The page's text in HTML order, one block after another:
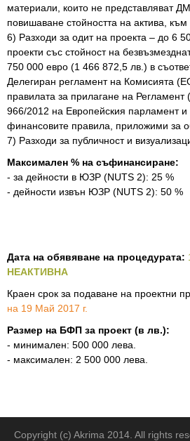
материали, които не представляват
повишаване стойността на актива, към
6) Разходи за одит на проекта – до 6
проекти със стойност на
750 000 евро (1 466 872,5 лв.) в
Делегиран регламент на Комисията
правилата за прилагане на
966/2012 на Европейския парламент
финансовите правила, приложими за
7) Разходи за публичност и
Максимален % на съфинансиране:
- за дейности в ЮЗР (NUTS 2): 25 %
- дейности извън ЮЗР (NUTS 2): 50 %
Дата на обявяване на процедурата:
НЕАКТИВНА
Краен срок за подаване на проектни
на 19 Май 2017 г.
Размер на БФП за проект (в лв.):
- минимален: 500 000 лева.
- максимален: 2 500 000 лева.
Copyright (c) Akrima 2014. All rights